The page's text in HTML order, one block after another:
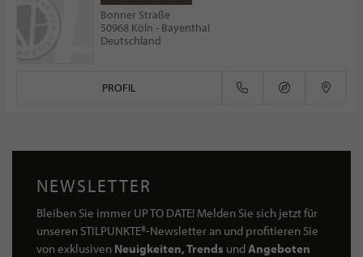
Bonner Straße
50968 Köln - Bayenthal
Deutschland
PROFIL
NEWSLETTER
Bleiben Sie immer UP TO DATE! Melden Sie sich jetzt für
unseren STILPUNKTE®-Newsletter an und profitieren Sie
von exklusiven Neuigkeiten, Trends undAngeboten